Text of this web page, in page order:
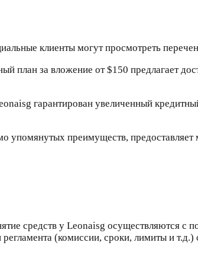
клиенты могут просмотреть
план за вложение от $150 предлагает
гарантирован увеличенный
преимуществ,
средств у Leonaisg осуществляются
(комиссии, сроки, лимиты и